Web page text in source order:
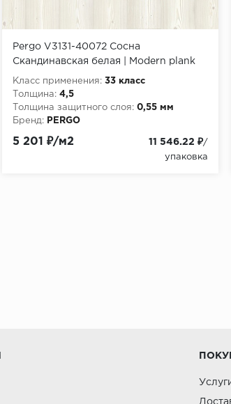
Pergo V3131-40072 Сосна
Скандинавская белая | Modern plank
Optimum Click
Класс применения: 33 класс
Толщина: 4,5
Толщина защитного слоя: 0,55 мм
Бренд:
PERGO
5 201 ₽/м2 11 546.22 ₽/
упаковка